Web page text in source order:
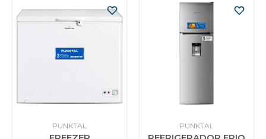
PUNKTAL PUNKTAL